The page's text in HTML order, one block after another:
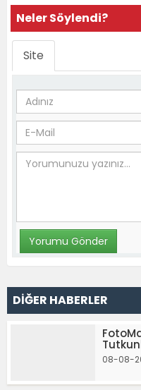
Neler Söylendi?
Site
DİĞER HABERLER
08-08-